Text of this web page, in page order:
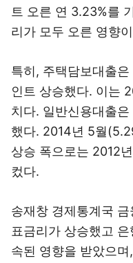
트 오른 연 3.23%를
리가 모두 오른 영향
특히, 주택담보대출
인트 상승했다. 이는
치다. 일반신용대출
했다. 2014년 5월
상승 폭으로는 2012
컸다.
송재창 경제통계국
표금리가 상승했고
속된 영향을 받았으